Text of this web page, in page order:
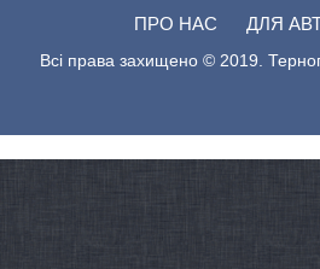
ПРО НАС ДЛЯ
Всі права захищено © 2019.